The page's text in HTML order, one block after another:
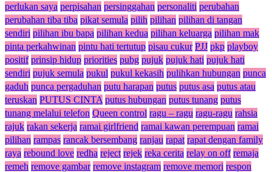
perlukan saya perpisahan persinggahan personaliti perubahan
perubahan tiba tiba pikat semula pilih pilihan pilihan di tangan
sendiri pilihan ibu bapa pilihan kedua pilihan keluarga pilihan mak
pinta perkahwinan pintu hati tertutup pisau cukur PJJ pkp playboy
positif prinsip hidup priorities pubg pujuk pujuk hati pujuk hati
sendiri pujuk semula pukul pukul kekasih pulihkan hubungan punca
gaduh punca pergaduhan putu harapan putus putus asa putus atau
teruskan PUTUS CINTA putus hubungan putus tunang putus
tunang melalui telefon Queen control ragu – ragu ragu-ragu rahsia
rajuk rakan sekerja ramai girlfriend ramai kawan perempuan ramai
pilihan rampas rancak bersembang ranjau rapat rapat dengan family
raya rebound love redha reject rejek reka cerita relay on off remaja
remeh remove gambar remove instagram remove memori respon